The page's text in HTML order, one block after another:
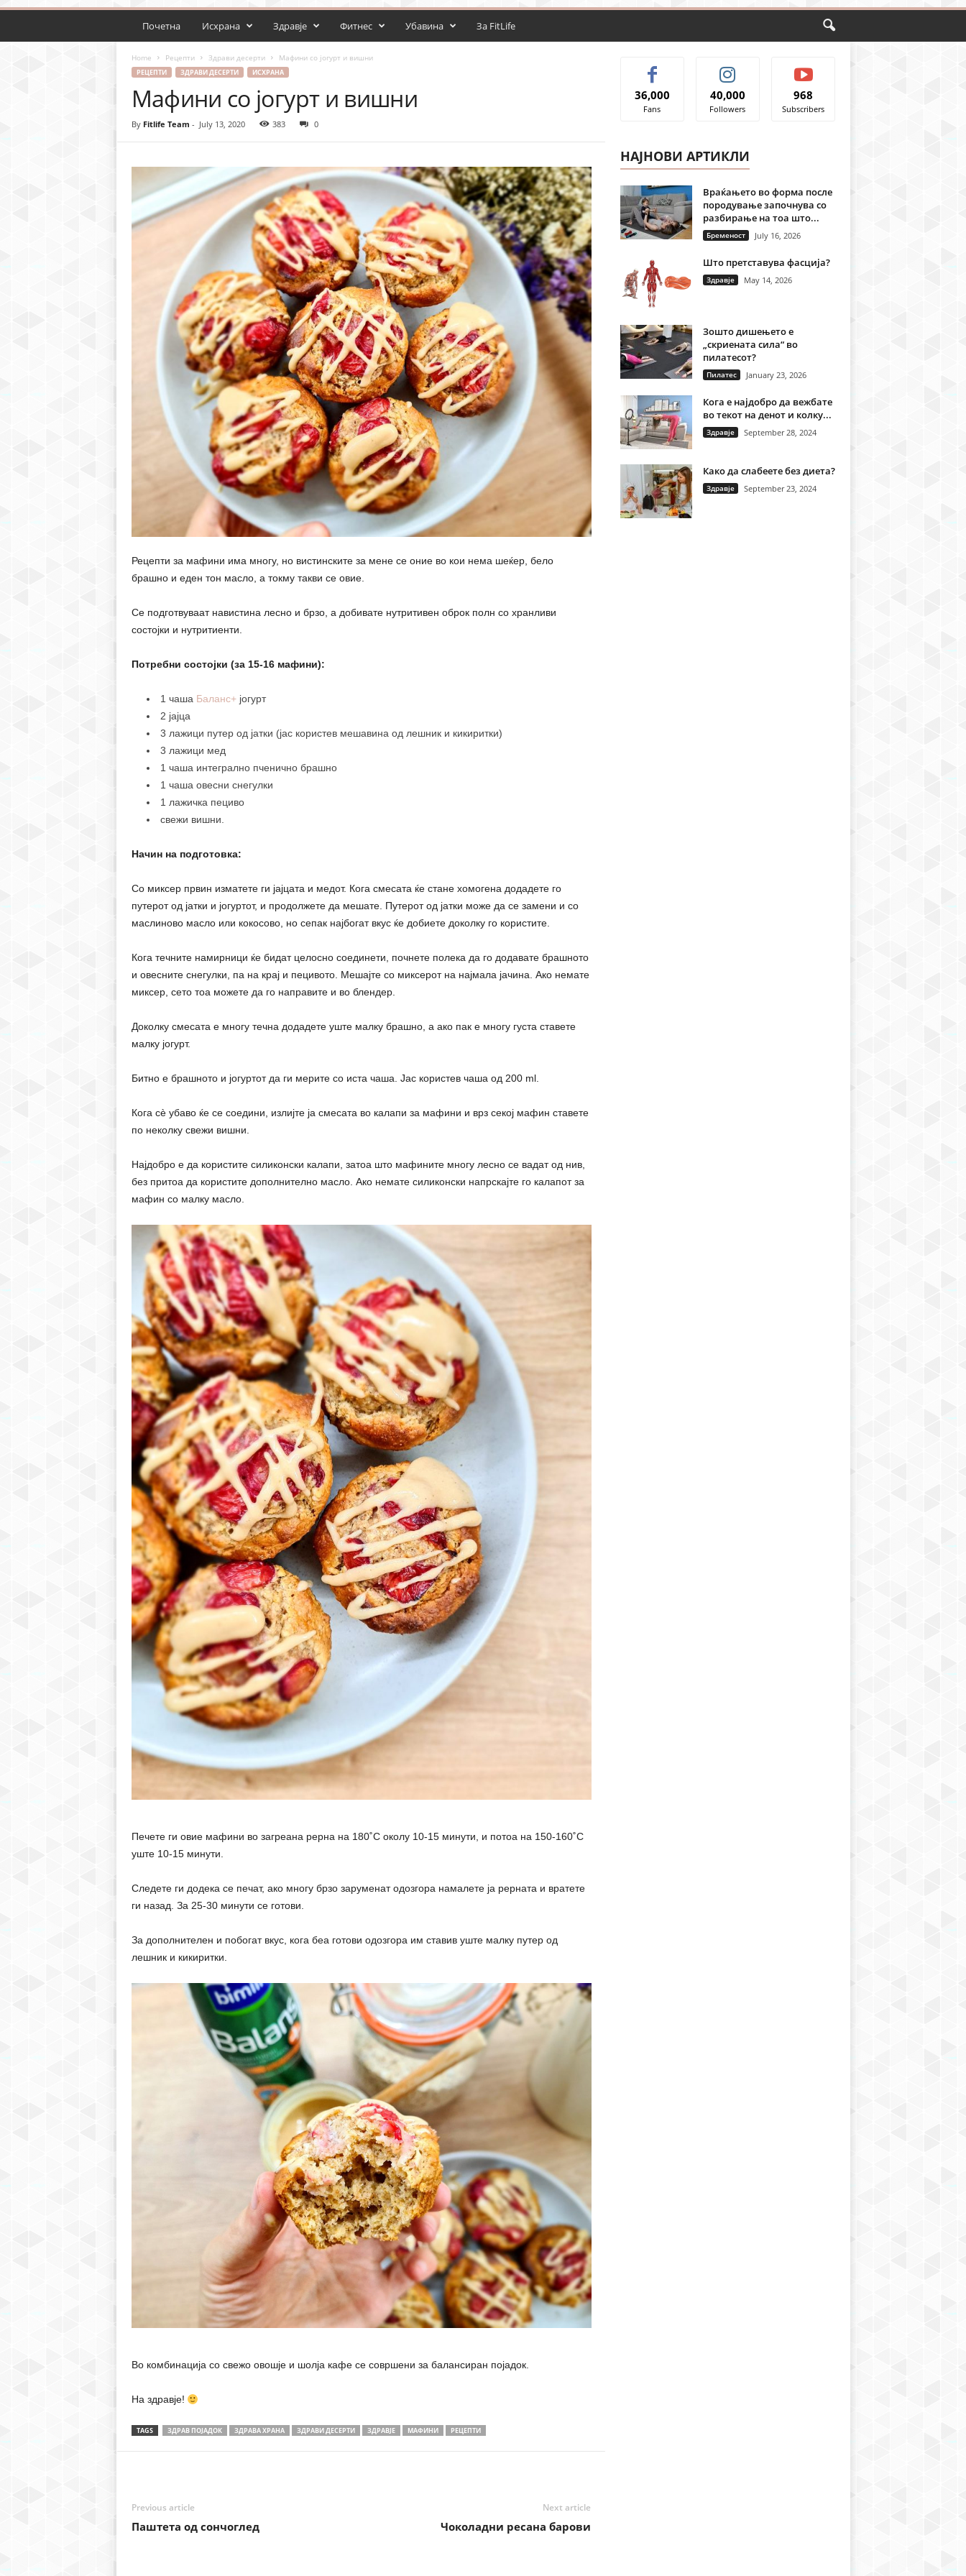
Почетна Исхрана Здравје Фитнес Убавина За FitLife
Home Рецепти Здрави десерти Мафини со јогурт и вишни
РЕЦЕПТИ ЗДРАВИ ДЕСЕРТИ ИСХРАНА
Мафини со јогурт и вишни
By Fitlife Team - July 13, 2020 383 0
Рецепти за мафини има многу, но вистинските за мене се оние во кои нема шеќер, бело
брашно и еден тон масло, а токму такви се овие.
Се подготвуваат навистина лесно и брзо, а добивате нутритивен оброк полн со хранливи
состојки и нутритиенти.
Потребни состојки (за 15-16 мафини):
1 чаша Баланс+јогурт
2 јајца
3 лажици путер од јатки (јас користев мешавина од лешник и кикиритки)
3 лажици мед
1 чаша интегрално пченично брашно
1 чаша овесни снегулки
1 лажичка пециво
свежи вишни.
Начин на подготовка:
Со миксер првин изматете ги јајцата и медот. Кога смесата ќе стане хомогена додадете го
путерот од јатки и јогуртот, и продолжете да мешате. Путерот од јатки може да се замени и со
маслиново масло или кокосово, но сепак најбогат вкус ќе добиете доколку го користите.
Кога течните намирници ќе бидат целосно соединети, почнете полека да го додавате брашното
и овесните снегулки, па на крај и пецивото. Мешајте со миксерот на најмала јачина. Ако немате
миксер, сето тоа можете да го направите и во блендер.
Доколку смесата е многу течна додадете уште малку брашно, а ако пак е многу густа ставете
малку јогурт.
Битно е брашното и јогуртот да ги мерите со иста чаша. Јас користев чаша од 200 ml.
Кога сè убаво ќе се соедини, излијте ја смесата во калапи за мафини и врз секој мафин ставете
по неколку свежи вишни.
Најдобро е да користите силиконски калапи, затоа што мафините многу лесно се вадат од нив,
без притоа да користите дополнително масло. Ако немате силиконски напрскајте го калапот за
мафин со малку масло.
Печете ги овие мафини во загреана рерна на 180˚С околу 10-15 минути, и потоа на 150-160˚С
уште 10-15 минути.
Следете ги додека се печат, ако многу брзо заруменат одозгора намалете ја рерната и вратете
ги назад. За 25-30 минути се готови.
За дополнителен и побогат вкус, кога беа готови одозгора им ставив уште малку путер од
лешник и кикиритки.
Во комбинација со свежо овошје и шолја кафе се совршени за балансиран појадок.
На здравје!
TAGS ЗДРАВ ПОЈАДОК ЗДРАВА ХРАНА ЗДРАВИ ДЕСЕРТИ ЗДРАВЈЕ МАФИНИ РЕЦЕПТИ
Previous article
Паштета од сончоглед
Next article
Чоколадни ресана барови
36,000
Fans
40,000
Followers
968
Subscribers
НАЈНОВИ АРТИКЛИ
Враќањето во форма после
породување започнува со
разбирање на тоа што...
Бременост July 16, 2026
Што претставува фасција?
Здравје May 14, 2026
Зошто дишењето е
„скриената сила“ во
пилатесот?
Пилатес January 23, 2026
Кога е најдобро да вежбате
во текот на денот и колку...
Здравје September 28, 2024
Како да слабеете без диета?
Здравје September 23, 2024